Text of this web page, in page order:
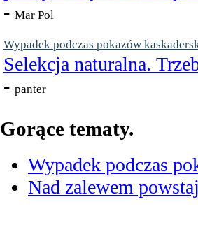
- Mar Pol
Wypadek podczas pokazów
Selekcja naturalna.
- panter
Gorące tematy.
Wypadek podczas
Nad zalewem